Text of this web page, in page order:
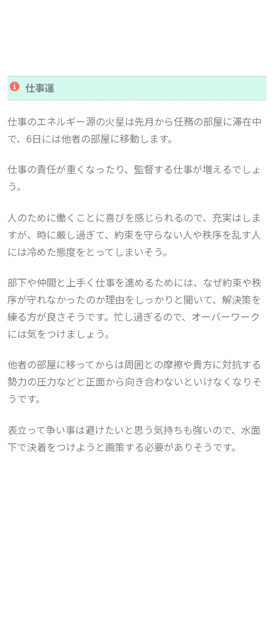
仕事運
仕事のエネルギー源の火星は先月から任務の部屋に滞在中
で、6日には他者の部屋に移動します。
仕事の責任が重くなったり、監督する仕事が増えるでしょ
う。
人のために働くことに喜びを感じられるので、充実はしま
すが、時に厳し過ぎて、約束を守らない人や秩序を乱す人
には冷めた態度をとってしまいそう。
部下や仲間と上手く仕事を進めるためには、なぜ約束や秩
序が守れなかったのか理由をしっかりと聞いて、解決策を
練る方が良さそうです。忙し過ぎるので、オーバーワーク
には気をつけましょう。
他者の部屋に移ってからは周囲との摩擦や貴方に対抗する
勢力の圧力などと正面から向き合わないといけなくなりそ
うです。
表立って争い事は避けたいと思う気持ちも強いので、水面
下で決着をつけようと画策する必要がありそうです。